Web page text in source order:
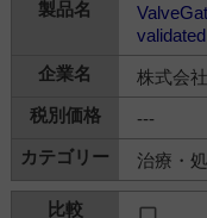
株式会
---
治療・